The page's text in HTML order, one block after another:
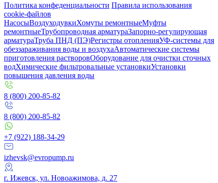
Политика конфеденциальности Правила использования
cookie-файлов
НасосыВоздуходувкиХомуты ремонтныеМуфты
ремонтныеТрубопроводная арматураЗапорно-регулирующая
арматураТруба ПНД (ПЭ)Регистры отопленияУФ-системы для
обеззараживания воды и воздухаАвтоматические системы
приготовления растворовОборудование для очистки сточных
водХимические фильтровальные установкиУстановки
повышения давления воды
8 (800) 200-85-82
8 (800) 200-85-82
+7 (922) 188-34-29
izhevsk@evropump.ru
г. Ижевск, ул. Новоажимова, д. 27